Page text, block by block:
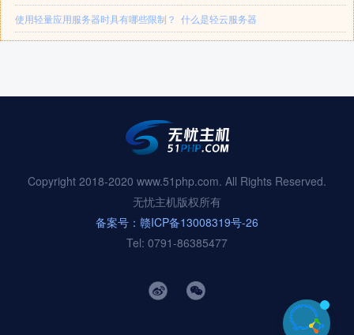
使用轻量应用服务器时具有哪些限制？ 什么是轻云服务器
Copyright 2018-2020 www.51php.com. All Rights Reserved.
无忧主机版权所有
备案号：赣ICP备13008319号-26
Tel: 0791-86385477